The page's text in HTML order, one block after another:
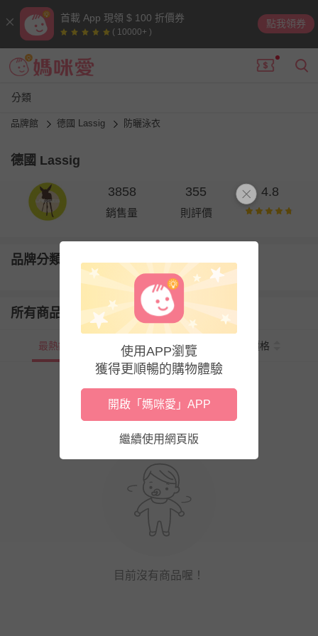
首載 App 現領 $ 100 折價券
( 10000+ )
點我領券
分類
品牌館 德國 Lassig 防曬泳衣
德國 Lassig
3858
銷售量
355
則評價
4.8
品牌分類
所有商品
最熱銷 新上市 價格
目前沒有商品喔！
使用APP瀏覽
獲得更順暢的購物體驗
開啟「媽咪愛」APP
繼續使用網頁版